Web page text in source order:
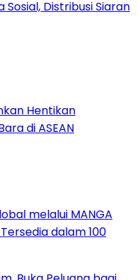
Distribusi Siaran
Hentikan
di ASEAN
melalui MANGA
dalam 100